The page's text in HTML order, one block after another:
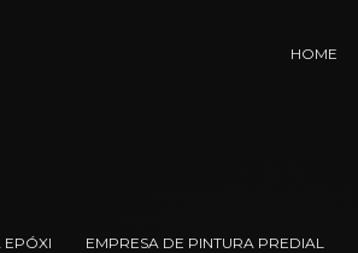
HOME
EPÓXI EMPRESA DE PINTURA PREDIAL